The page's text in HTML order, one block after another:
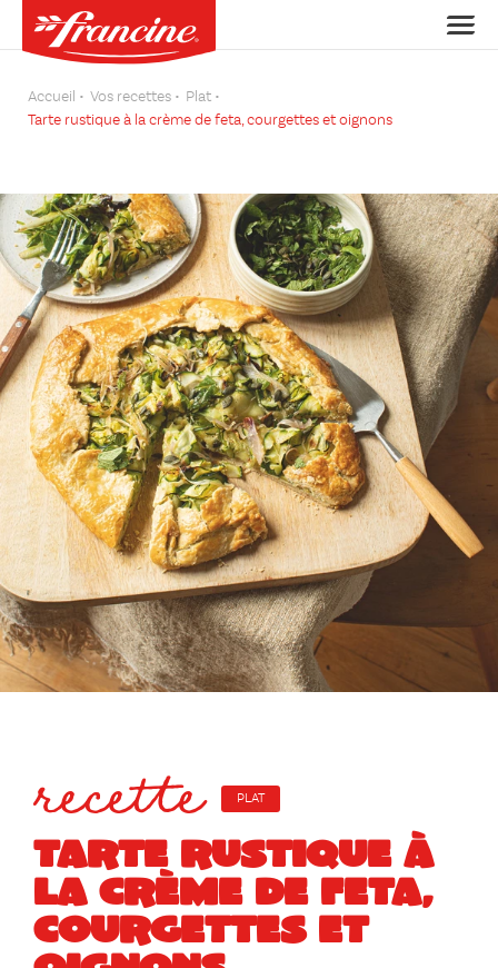
Accueil Vos recettes
Plat
Tarte rustique à la crème de feta, courgettes et oignons
recette PLAT
TARTE RUSTIQUE À
LA CRÈME DE FETA,
COURGETTES ET